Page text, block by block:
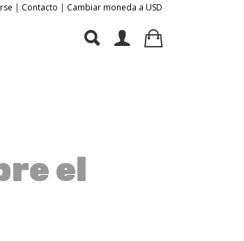
| Contacto | Cambiar moneda a USD
el